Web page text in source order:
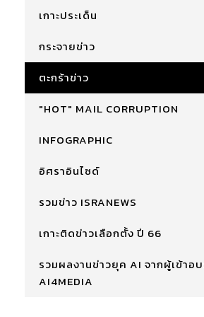
เกาะประเด็น
กระจายข่าว
ตะกร้าข่าว
"HOT" MAIL CORRUPTION
INFOGRAPHIC
อิศราอินไซด์
รวมข่าว ISRANEWS
เกาะติดข่าวเลือกตั้ง ปี 66
รวมผลงานข่าวยุค AI จากผู้เข้าอ
AI4MEDIA